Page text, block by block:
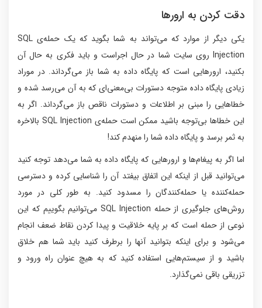
دقت کردن به ارورها
یکی دیگر از موارد که می‌تواند به شما بگوید که یک حمله‌ی SQL
Injection روی سایت شما در حال اجراست و باید فکری به حال آن
بکنید، ارورهایی است که پایگاه داده به شما باز می‌گرداند. در موراد
زیادی پایگاه داده متوجه دستورات بی‌معنی‌ای که به آن می‌رسد شده و
خطاهایی را مبنی بر اطلاعات و دستورات ناقص باز می‌گرداند. اگر به
این خطاها بی‌توجه باشید ممکن است حمله‌ی SQL Injection بالاخره
به ثمر برسد و پایگاه داده شما را منهدم کند!
اما اگر به پیغام‌ها و ارورهایی که پایگاه داده به شما می‌دهد توجه کنید
می‌توانید قبل از اینکه این اتفاق بیفتد آن را شناسایی کرده و دسترسی
حمله‌کننده یا حمله‌کنندگان را مسدود کنید. به طور کلی در مورد
روش‌های جلوگیری از حمله
SQL Injection می‌توانیم بگوییم که این
نوعی از حمله است که بر پایه خلاقیت و پیدا کردن نقاط ضعف انجام
می‌شود و برای اینکه بتوانید آنها را برطرف کنید باید شما هم خلاق
باشید و از سیستم‌هایی استفاده کنید که به هیچ عنوان راه ورود و
تزریقی باقی نمی‌گذارد.